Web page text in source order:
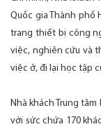
Quốc gia Thành phố
trang thiết bị công
việc, nghiên cứu và
việc ở, đi lại học tập
Nhà khách Trung
với sức chứa 170